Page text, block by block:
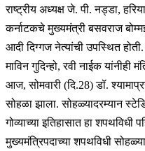
राष्ट्रीय अध्यक्ष जे. पी. नड्डा,
कर्नाटकचे मुख्यमंत्री बसवराज
आदी दिग्गज नेत्यांची उपस्थित
माविन गुदिन्हो, रवी नाईक यांनीही
आज, सोमवारी (दि.28) डॉ.
सोहळा झाला. सोहळ्यादरम्यान
गोव्याच्या इतिहासात हा
मुख्यमंत्रिपदाच्या शपथविधी